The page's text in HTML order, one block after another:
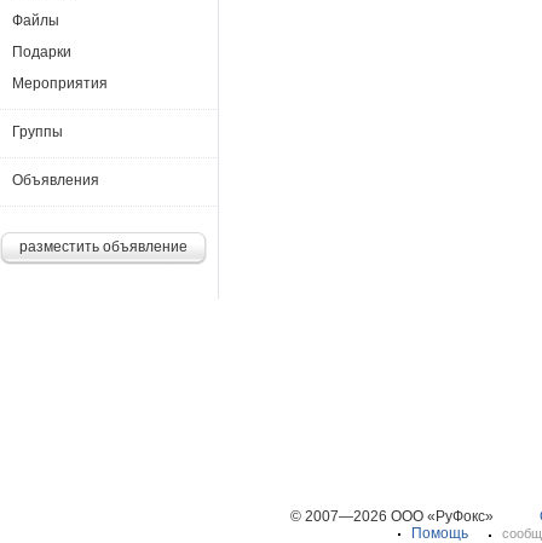
Файлы
Подарки
Мероприятия
Группы
Объявления
разместить объявление
© 2007—2026 ООО «РуФокс»
Помощь